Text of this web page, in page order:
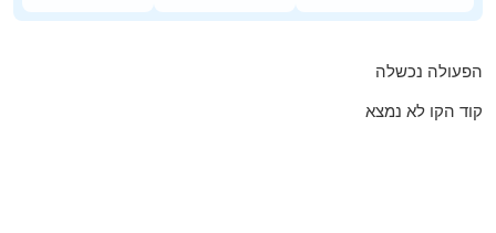
הפעולה נכשלה
קוד הקו לא נמצא